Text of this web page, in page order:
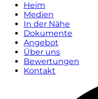
Heim
Medien
In der Nähe
Dokumente
Angebot
Über uns
Bewertungen
Kontakt